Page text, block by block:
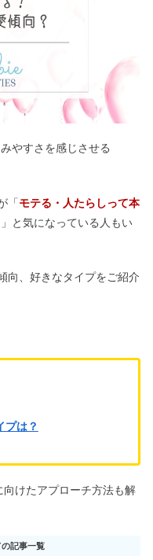
やすさを感じさせる
「モテる・人たらしって本
」と気になっている人もい
向、好きなタイプをご紹介
プは？
けたアプローチ方法も解
記事一覧